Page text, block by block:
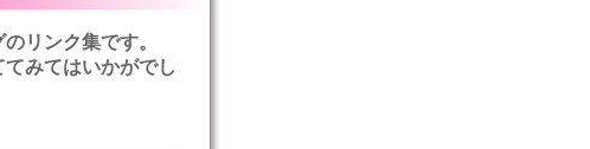
リンク集です。
みてはいかがでし